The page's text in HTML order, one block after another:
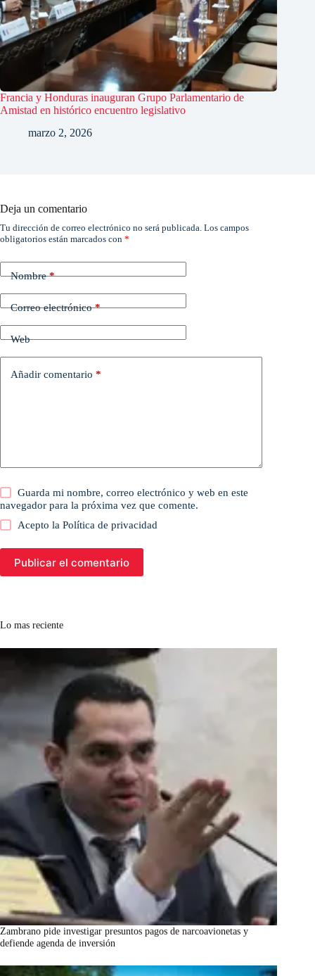
Francia y Honduras inauguran Grupo Parlamentario de
Amistad en histórico encuentro legislativo
marzo 2, 2026
Deja un comentario
Tu dirección de correo electrónico no será publicada. Los campos
obligatorios están marcados con *
Nombre*
Correo electrónico*
Web
Añadir comentario *
Guarda mi nombre, correo electrónico y web en este
navegador para la próxima vez que comente.
Acepto laPolítica de privacidad
Publicar el comentario
Lo mas reciente
Zambrano pide investigar presuntos pagos de narcoavionetas y
defiende agenda de inversión